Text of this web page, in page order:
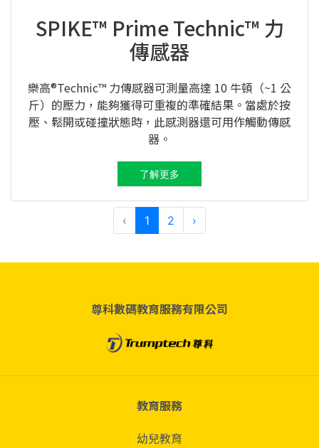
SPIKE™ Prime Technic™ 力
傳感器
樂高®Technic™ 力傳感器可測量高達 10 牛頓（~1 公
斤）的壓力，能夠獲得可重複的準確結果。當處於按
壓、鬆開或碰撞狀態時，此感測器還可用作觸動傳感
器。
了解更多
‹ 1 2 ›
尊科數碼教育服務有限公司
教育服務
幼兒教育